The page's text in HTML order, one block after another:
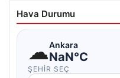
Hava Durumu
☁Ankara
NaN°C
ŞEHIR SEÇ